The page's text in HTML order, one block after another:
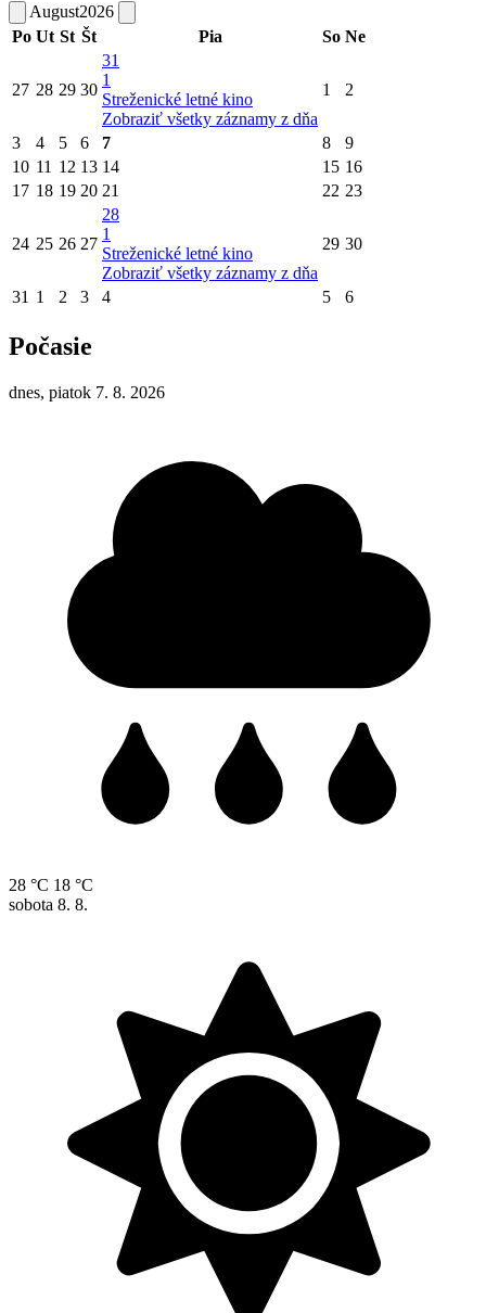
August2026
Po Ut St Št Pia So Ne
27 28 29 30
31
1
Streženické letné kino
Zobraziť všetky záznamy z dňa
1 2
3 4 5 6 7 8
9
10 11 12 13 14 15 16
17 18 19 20 21 22 23
24 25 26 27
28
1
Streženické letné kino
Zobraziť všetky záznamy z dňa
29 30
31 1 2 3 4 5 6
Počasie
dnes, piatok 7. 8. 2026
28 °C 18 °C
sobota 8. 8.